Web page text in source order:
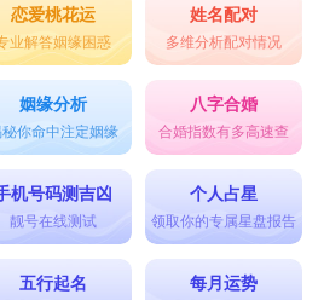
有魅力的一部分，不仅可供欣
提取名字也是好的，因为内涵
不错的寓意，给人一种与众不
。想让名字大气，可以选择大
。
的名字起名整体要和谐
须自然而和谐，也就是说不光
恋爱桃花运
业解答姻缘困惑
姓名配对
多维分析配对情况
姻缘分析
你命中注定姻缘
八字合婚
合婚指数有多高速查
机号码测吉凶
靓号在线测试
个人占星
领取你的专属星盘报告
五行起名 每月运势